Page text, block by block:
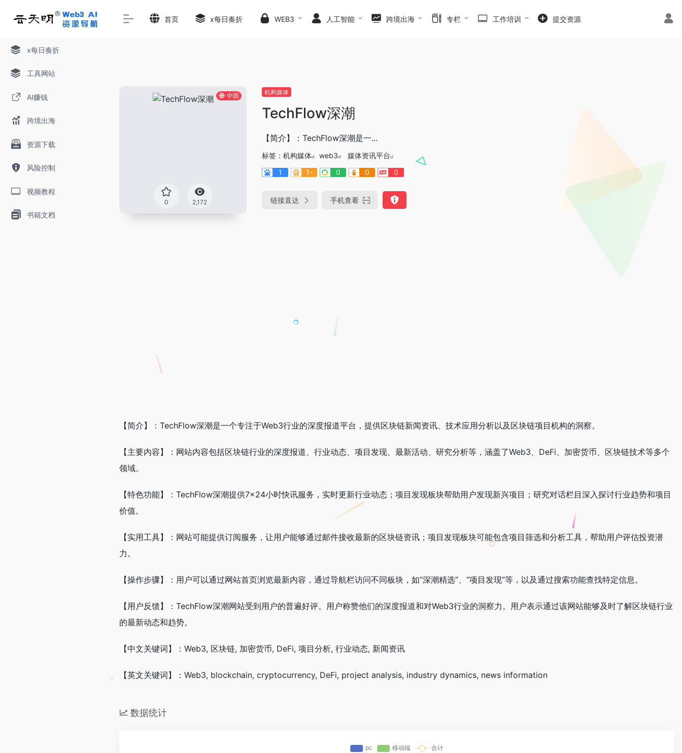
x每日奏折
工具网站
AI赚钱
跨境出海
资源下载
风险控制
视频教程
书籍文档
首页 x每日奏折 WEB3 人工智能 跨境出海 专栏 工作培训 提交资源
中国
0 2,172
机构媒体
TechFlow深潮
【简介】：TechFlow深潮是一...
标签： 机构媒体 web3
媒体资讯平台
1
1- 0 0 0
链接直达 手机查看
【简介】：TechFlow深潮是一个专注于Web3行业的深度报道平台，提供区块链新闻资讯、技术应用分析以及区块链项目机构的洞察。
【主要内容】：网站内容包括区块链行业的深度报道、行业动态、项目发现、最新活动、研究分析等，涵盖了Web3、DeFi、加密货币、区块链技术等多个
领域。
【特色功能】：TechFlow深潮提供7×24小时快讯服务，实时更新行业动态；项目发现板块帮助用户发现新兴项目；研究对话栏目深入探讨行业趋势和项目
价值。
【实用工具】：网站可能提供订阅服务，让用户能够通过邮件接收最新的区块链资讯；项目发现板块可能包含项目筛选和分析工具，帮助用户评估投资潜
力。
【操作步骤】：用户可以通过网站首页浏览最新内容，通过导航栏访问不同板块，如“深潮精选”、“项目发现”等，以及通过搜索功能查找特定信息。
【用户反馈】：TechFlow深潮网站受到用户的普遍好评。用户称赞他们的深度报道和对Web3行业的洞察力。用户表示通过该网站能够及时了解区块链行业
的最新动态和趋势。
【中文关键词】：Web3, 区块链, 加密货币, DeFi, 项目分析, 行业动态, 新闻资讯
【英文关键词】：Web3, blockchain, cryptocurrency, DeFi, project analysis, industry dynamics, news information
数据统计